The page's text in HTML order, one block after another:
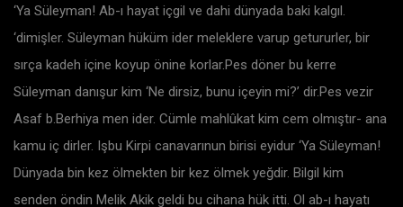
‘Ya Süleyman! Ab-ı hayat içgil ve dahi dünyada baki kalgıl.
‘dimişler. Süleyman hüküm ider meleklere varup getururler, bir
sırça kadeh içine koyup önine korlar.Pes döner bu kerre
Süleyman danışur kim ‘Ne dirsiz, bunu içeyin mi?’ dir.Pes vezir
Asaf b.Berhiya men ider. Cümle mahlûkat kim cem olmıştır- ana
kamu iç dirler. Işbu Kirpi canavarınun birisi eyidur ‘Ya Süleyman!
Dünyada bin kez ölmekten bir kez ölmek yeğdir. Bilgil kim
senden öndin Melik Akik geldi bu cihana hük itti. Ol ab-ı hayatı